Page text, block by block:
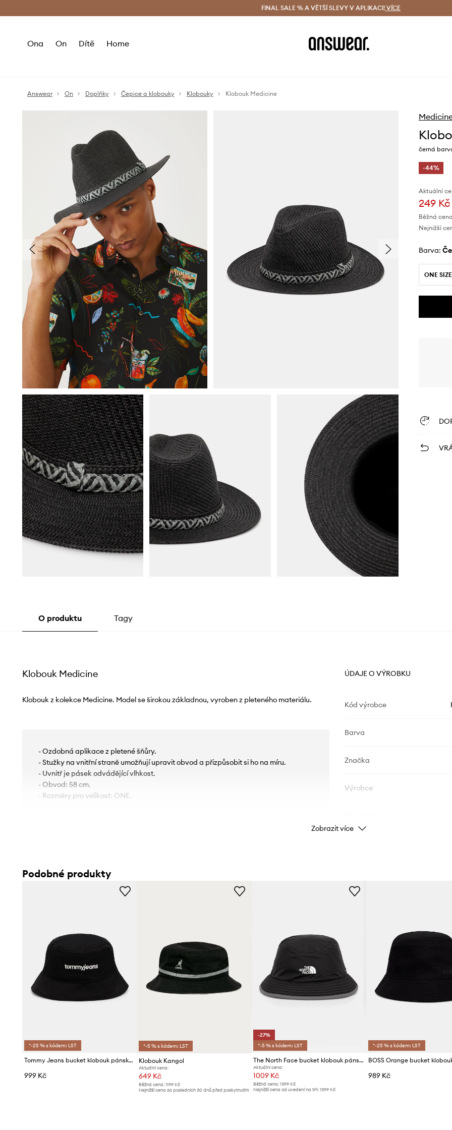
Doručení a vrácení zdarma (od 1800 Kč) Doručení i do 24 h
FINAL SALE % A VĚTŠÍ SLEVY V APLIKACI! VÍCE
Ona On Dítě Home
Answear On Doplňky Čepice a klobouky Klobouky Klobouk Medicine
černá
-44%
Aktuální
249 Kč
Běžná
Nejnižší
Barva:
ONE SIZE
O produktu Tagy
Klobouk Medicine
Klobouk z kolekce Medicine. Model se širokou základnou, vyroben z pleteného materiálu.
- Ozdobná aplikace z pletené šňůry.
- Stužky na vnitřní straně umožňují upravit obvod a přizpůsobit si ho na míru.
- Uvnitř je pásek odvádějící vlhkost.
- Obvod: 58 cm.
- Rozměry pro velikost: ONE.
ÚDAJE O VÝROBKU
Kód výrobce
Barva
Značka
Výrobce
Zobrazit více
Podobné produkty
*-25 % s kódem: LST
Tommy Jeans bucket klobouk pánský bavlněný
999 Kč
*-5 % s kódem: LST
Klobouk Kangol
Aktuální cena:
649 Kč
Běžná cena:1199 Kč
Nejnižší cena za posledních 30 dnů před poskytnutím
-27%
*-5 % s kódem: LST
The North Face bucket klobouk pánský ANTORA RAIN
Aktuální cena:
1009 Kč
Běžná cena: 1399 Kč
Nejnižší cena od uvedení na trh: 1399 Kč
*-25 % s kódem: LST
989 Kč